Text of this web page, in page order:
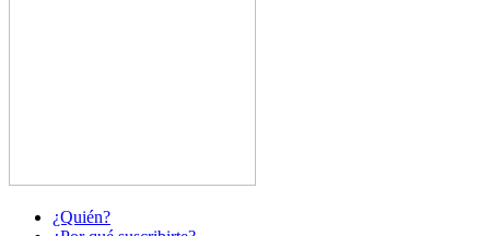
¿Quién?